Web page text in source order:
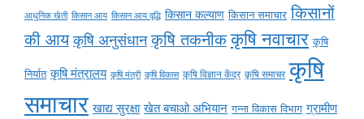
आधुनिक खेती किसान आय किसान आय वृद्धि किसान कल्याण किसान समाचार किसानों
की आय कृषि अनुसंधान कृषि तकनीक कृषि नवाचार कृषि
निर्यात कृषि मंत्रालय कृषि मंत्री कृषि विकास कृषि विज्ञान केंद्र कृषि समाचर कृषि
समाचार खाद्य सुरक्षा खेत बचाओ अभियान गन्ना विकास विभाग ग्रामीण